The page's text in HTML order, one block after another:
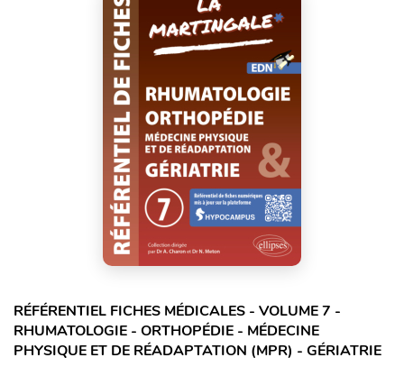
RÉFÉRENTIEL FICHES MÉDICALES - VOLUME 7 -
RHUMATOLOGIE - ORTHOPÉDIE - MÉDECINE
PHYSIQUE ET DE RÉADAPTATION (MPR) - GÉRIATRIE